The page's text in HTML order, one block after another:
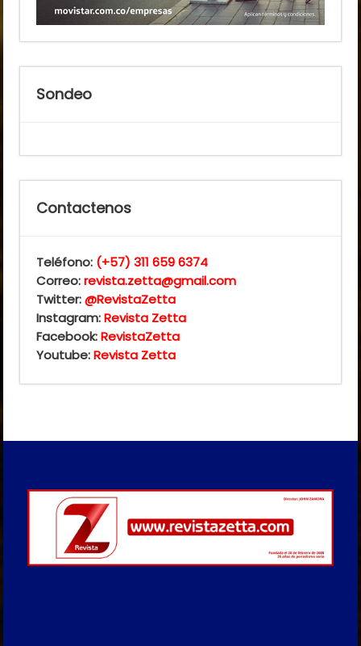
Sondeo
Contactenos
Teléfono: (+57) 311 659 6374
Correo:revista.zetta@gmail.com
Twitter:@RevistaZetta
Instagram:Revista Zetta
Facebook:RevistaZetta
Youtube:Revista Zetta